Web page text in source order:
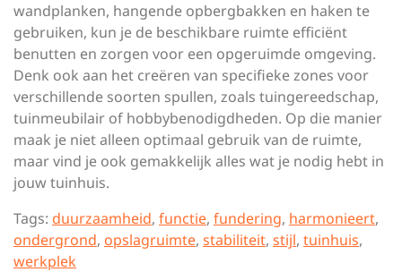
wandplanken, hangende opbergbakken en haken te
gebruiken, kun je de beschikbare ruimte efficiënt
benutten en zorgen voor een opgeruimde omgeving.
Denk ook aan het creëren van specifieke zones voor
verschillende soorten spullen, zoals tuingereedschap,
tuinmeubilair of hobbybenodigdheden. Op die manier
maak je niet alleen optimaal gebruik van de ruimte,
maar vind je ook gemakkelijk alles wat je nodig hebt in
jouw tuinhuis.
Tags: duurzaamheid, functie, fundering, harmonieert,
ondergrond, opslagruimte, stabiliteit, stijl, tuinhuis,
werkplek